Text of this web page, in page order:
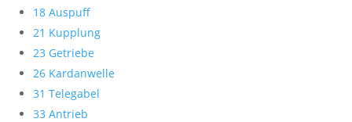
18 Auspuff
21 Kupplung
23 Getriebe
26 Kardanwelle
31 Telegabel
33 Antrieb